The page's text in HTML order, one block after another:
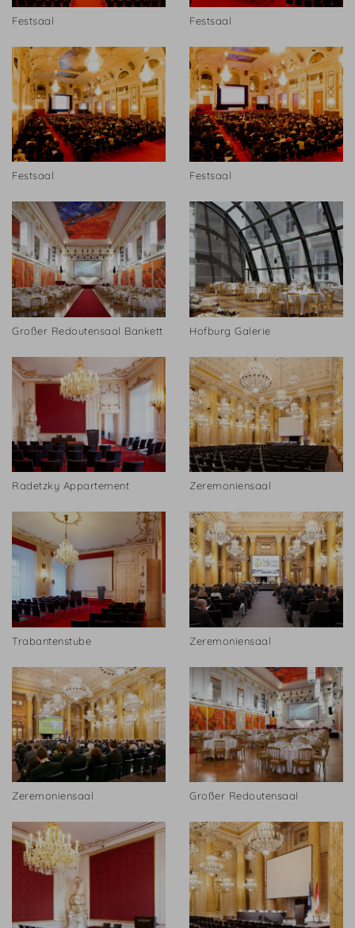
Festsaal Festsaal
Festsaal Festsaal
Großer Redoutensaal Bankett Hofburg Galerie
Radetzky Appartement Zeremoniensaal
Trabantenstube Zeremoniensaal
Zeremoniensaal Großer Redoutensaal